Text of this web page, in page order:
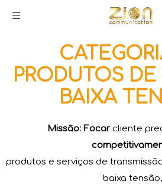
PRODUTOS
BAIXA
Missão: Focarcliente
produtos e serviços de
baixa tensão,